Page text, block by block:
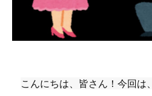
こんにちは、皆さん！今回は